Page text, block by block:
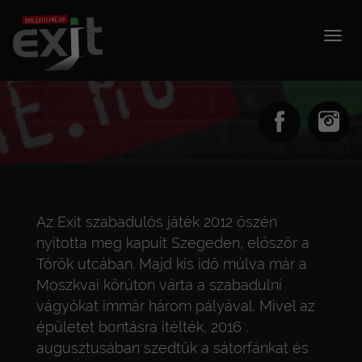
Az Exit szabadulós játék 2012 őszén
nyitotta meg kapuit Szegeden, először a
Török utcában. Majd kis idő múlva már a
Moszkvai körúton várta a szabadulni
vágyókat immár három pályával. Mivel az
épületet bontásra ítélték, 2016 .
augusztusában szedtük a sátorfánkat és